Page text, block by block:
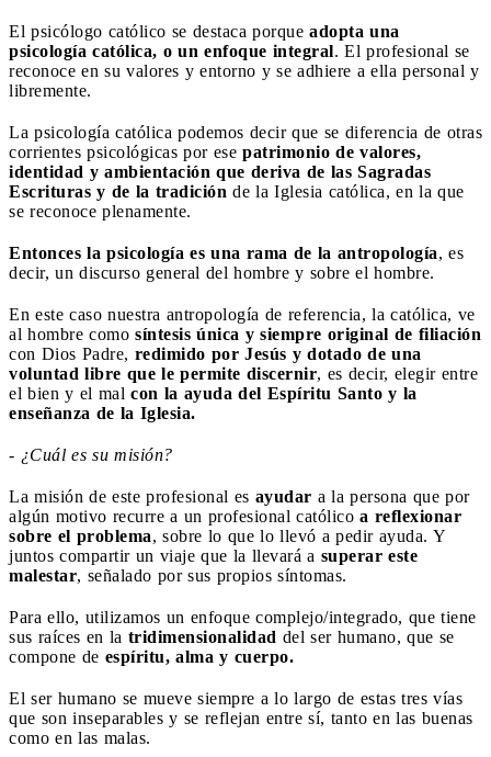
El psicólogo católico se destaca porque adopta una
psicología católica, o un enfoque integral. El profesional se
reconoce en su valores y entorno y se adhiere a ella personal y
libremente.
La psicología católica podemos decir que se diferencia de otras
corrientes psicológicas por ese patrimonio de valores,
identidad y ambientación que deriva de las Sagradas
Escrituras y de la tradición de la Iglesia católica, en la que
se reconoce plenamente.
Entonces la psicología es una rama de la antropología, es
decir, un discurso general del hombre y sobre el hombre.
En este caso nuestra antropología de referencia, la católica, ve
al hombre como síntesis única y siempre original de filiación
con Dios Padre, redimido por Jesús y dotado de una
voluntad libre que le permite discernir, es decir, elegir entre
el bien y el mal con la ayuda del Espíritu Santo y la
enseñanza de la Iglesia.
- ¿Cuál es su misión?
La misión de este profesional es ayudar a la persona que por
algún motivo recurre a un profesional católico a reflexionar
sobre el problema, sobre lo que lo llevó a pedir ayuda. Y
juntos compartir un viaje que la llevará a superar este
malestar, señalado por sus propios síntomas.
Para ello, utilizamos un enfoque complejo/integrado, que tiene
sus raíces en la tridimensionalidad del ser humano, que se
compone de espíritu, alma y cuerpo.
El ser humano se mueve siempre a lo largo de estas tres vías
que son inseparables y se reflejan entre sí, tanto en las buenas
como en las malas.